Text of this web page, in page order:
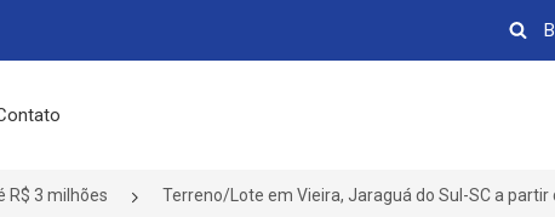
R$ 3 milhões Terreno/Lote em Vieira, Jaraguá do Sul-SC a partir